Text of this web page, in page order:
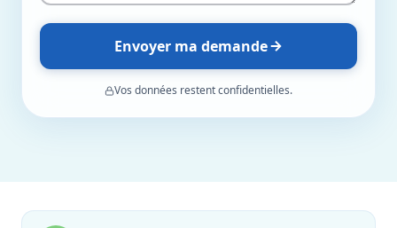
Envoyer ma demande
Vos données restent confidentielles.